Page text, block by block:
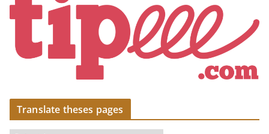
Translate theses pages